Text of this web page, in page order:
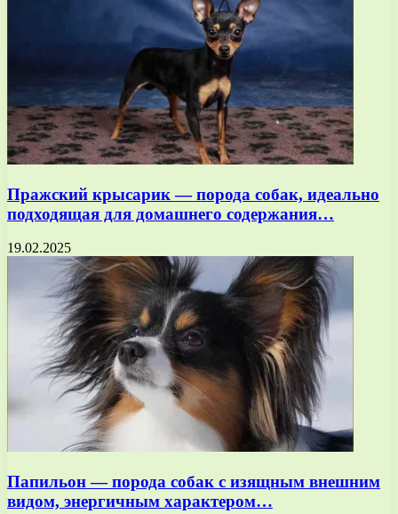
Пражский крысарик — порода собак, идеально
подходящая для домашнего содержания…
19.02.2025
Папильон — порода собак с изящным внешним
видом, энергичным характером…